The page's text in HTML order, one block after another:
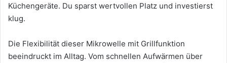
Küchengeräte. Du sparst wertvollen Platz und investierst
klug.
Die Flexibilität dieser Mikrowelle mit Grillfunktion
beeindruckt im Alltag. Vom schnellen Aufwärmen über